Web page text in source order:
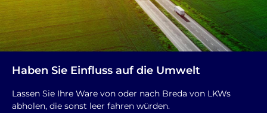
Haben Sie Einfluss auf die Umwelt
Lassen Sie Ihre Ware von oder nach Breda von LKWs
abholen, die sonst leer fahren würden.